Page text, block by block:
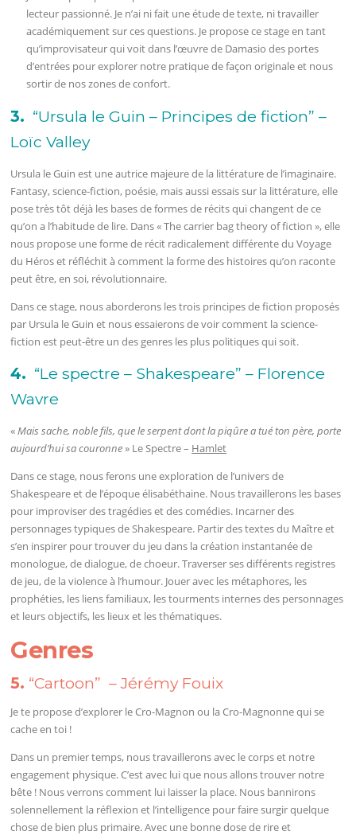
lecteur passionné. Je n’ai ni fait une étude de texte, ni travailler
académiquement sur ces questions. Je propose ce stage en tant
qu’improvisateur qui voit dans l’œuvre de Damasio des portes
d’entrées pour explorer notre pratique de façon originale et nous
sortir de nos zones de confort.
3. “Ursula le Guin – Principes de fiction” –
Loïc Valley
Ursula le Guin est une autrice majeure de la littérature de l’imaginaire.
Fantasy, science-fiction, poésie, mais aussi essais sur la littérature, elle
pose très tôt déjà les bases de formes de récits qui changent de ce
qu’on a l’habitude de lire. Dans « The carrier bag theory of fiction », elle
nous propose une forme de récit radicalement différente du Voyage
du Héros et réfléchit à comment la forme des histoires qu’on raconte
peut être, en soi, révolutionnaire.
Dans ce stage, nous aborderons les trois principes de fiction proposés
par Ursula le Guin et nous essaierons de voir comment la science-
fiction est peut-être un des genres les plus politiques qui soit.
4. “Le spectre – Shakespeare” – Florence
Wavre
«Mais sache, noble fils, que le serpent dont la piqûre a tué ton père, porte
aujourd’hui sa couronne» Le Spectre – Hamlet
Dans ce stage, nous ferons une exploration de l’univers de
Shakespeare et de l’époque élisabéthaine. Nous travaillerons les bases
pour improviser des tragédies et des comédies. Incarner des
personnages typiques de Shakespeare. Partir des textes du Maître et
s’en inspirer pour trouver du jeu dans la création instantanée de
monologue, de dialogue, de choeur. Traverser ses différents registres
de jeu, de la violence à l’humour. Jouer avec les métaphores, les
prophéties, les liens familiaux, les tourments internes des personnages
et leurs objectifs, les lieux et les thématiques.
Genres
5. “Cartoon” – Jérémy Fouix
Je te propose d’explorer le Cro-Magnon ou la Cro-Magnonne qui se
cache en toi !
Dans un premier temps, nous travaillerons avec le corps et notre
engagement physique. C’est avec lui que nous allons trouver notre
bête ! Nous verrons comment lui laisser la place. Nous bannirons
solennellement la réflexion et l’intelligence pour faire surgir quelque
chose de bien plus primaire. Avec une bonne dose de rire et